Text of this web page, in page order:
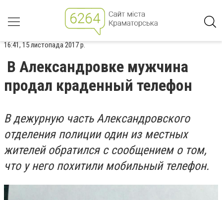
16:41, 15 листопада 2017 р.
В Александровке мужчина
продал краденный телефон
В дежурную часть Александровского
отделения полиции один из местных
жителей обратился с сообщением о том,
что у него похитили мобильный телефон.